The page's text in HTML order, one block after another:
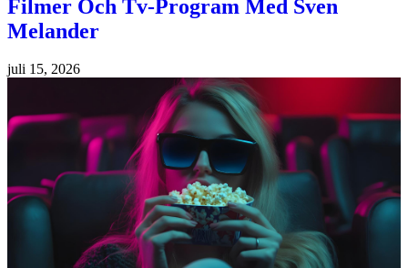
Filmer Och Tv-Program Med Sven
Melander
juli 15, 2026